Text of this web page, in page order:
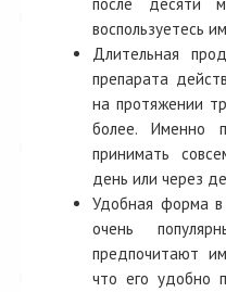
воспользуетесь
Длительная
препарата
на протяжении
более. Именно
принимать
день или через
Удобная форма в
очень
предпочитают
что его удобно